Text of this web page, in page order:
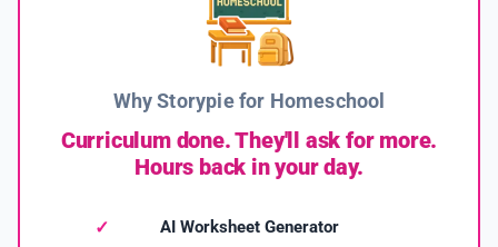
Why Storypie for Homeschool
Curriculum done. They'll ask for more.
Hours back in your day.
AI Worksheet Generator